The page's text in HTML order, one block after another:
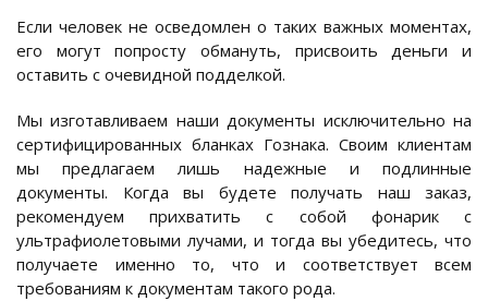
Если человек не осведомлен о таких важных моментах,
его могут попросту обмануть, присвоить деньги и
оставить с очевидной подделкой.
Мы изготавливаем наши документы исключительно на
сертифицированных бланках Гознака. Своим клиентам
мы предлагаем лишь надежные и подлинные
документы. Когда вы будете получать наш заказ,
рекомендуем прихватить с собой фонарик с
ультрафиолетовыми лучами, и тогда вы убедитесь, что
получаете именно то, что и соответствует всем
требованиям к документам такого рода.